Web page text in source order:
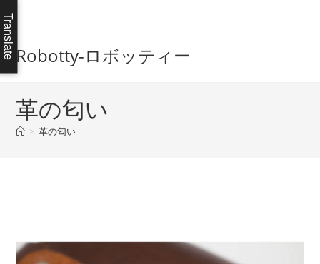
ン
テ
ン
ツ
Robotty-ロボッティー
革の匂い
> 革の匂い
Translate